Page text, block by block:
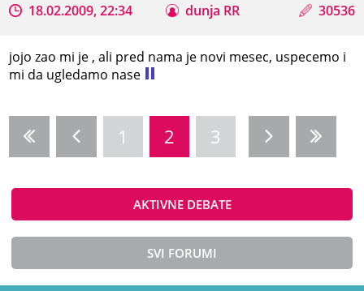
18.02.2009, 22:34 dunja RR 30536
jojo zao mi je , ali pred nama je novi mesec, uspecemo i
mi da ugledamo nase
1 2 3
AKTIVNE DEBATE
SVI FORUMI